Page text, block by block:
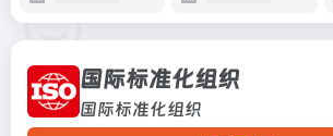
国际标准化组织
国际标准化组织